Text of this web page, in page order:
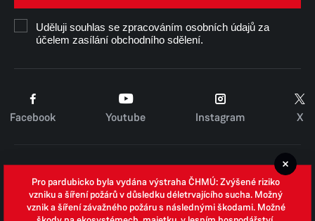
Uděluji souhlas se zpracováním osobních údajů za
účelem zasílání obchodního sdělení.
Facebook Youtube Instagram X
Zpracování osobních údajů
Whistleblowing
Pro pardubicko byla vydána výstraha ČHMÚ: Zvýšené riziko
vzniku a šíření požárů v důsledku déletrvajícího sucha. Možný
vznik a šíření závažného požáru s následnými škodami. Možné